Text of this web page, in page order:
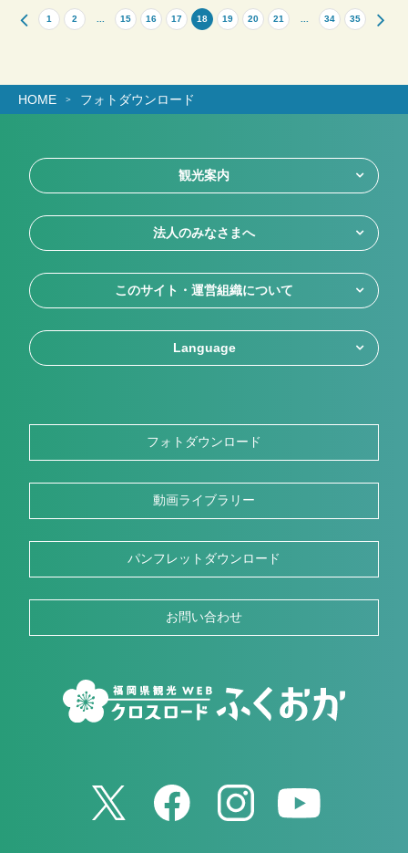
1 2 ... 15 16 17 18 19 20 21 ... 34 35
HOME フォトダウンロード
観光案内
法人のみなさまへ
このサイト・運営組織について
Language
フォトダウンロード
動画ライブラリー
パンフレットダウンロード
お問い合わせ